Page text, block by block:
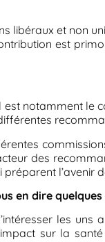
libéraux et non
est
notamment le
des
l’avenir
en dire
les uns
sur la